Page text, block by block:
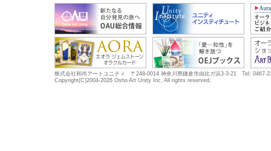
株式会社和尚アートユニティ 〒248-0014 神奈川県鎌倉市由比ガ浜3-3-21 Tel: 0467-
Copyright(C)2004-2026 Osho Art Unity Inc. All rights reserved.